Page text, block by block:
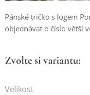
Pánské tričko s logem
objednávat o číslo větší
Zvolte si variantu:
Velikost